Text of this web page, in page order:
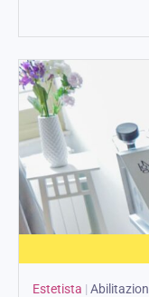
Estetista |